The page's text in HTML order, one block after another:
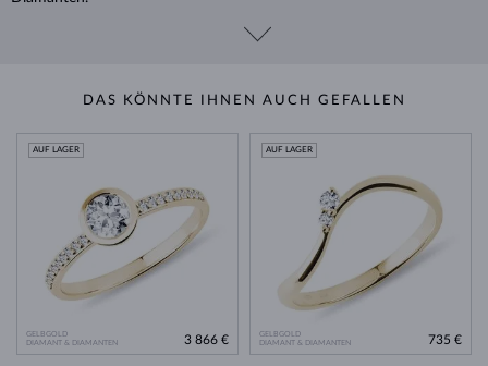
DAS KÖNNTE IHNEN AUCH GEFALLEN
GELBGOLD
DIAMANT & DIAMANTEN
AUF LAGER
3 866 €
GELBGOLD
DIAMANT & DIAMANTEN
AUF LAGER
735 €